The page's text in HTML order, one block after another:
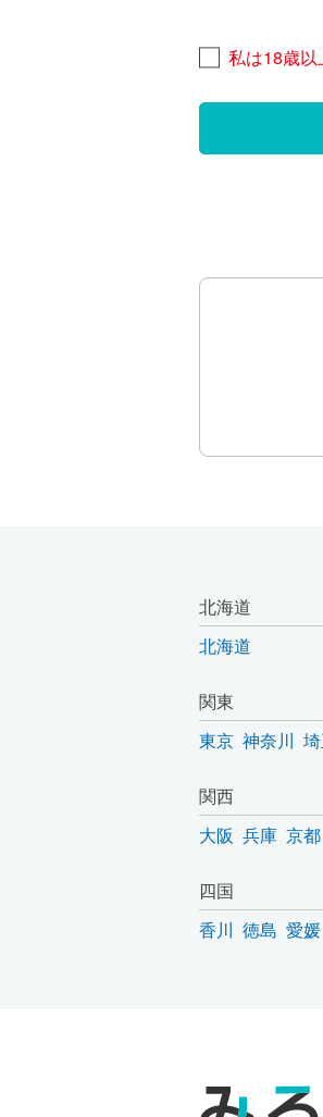
私は18歳以
北海道
北海道
関東
東京 神奈川
関西
大阪 兵庫 京都
四国
香川 徳島 愛媛